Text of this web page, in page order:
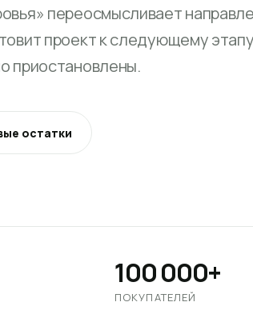
переосмысливает
проект к следующему
приостановлены.
остатки
100 000+
ПОКУПАТЕЛЕЙ